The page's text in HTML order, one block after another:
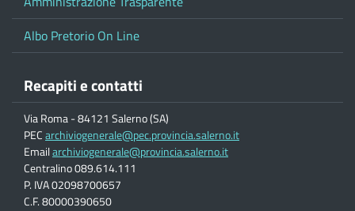
Albo Pretorio On Line
Recapiti e contatti
Via Roma - 84121 Salerno (SA)
PECarchiviogenerale@pec.provincia.salerno.it
Emailarchiviogenerale@provincia.salerno.it
Centralino 089.614.111
P. IVA 02098700657
C.F. 80000390650